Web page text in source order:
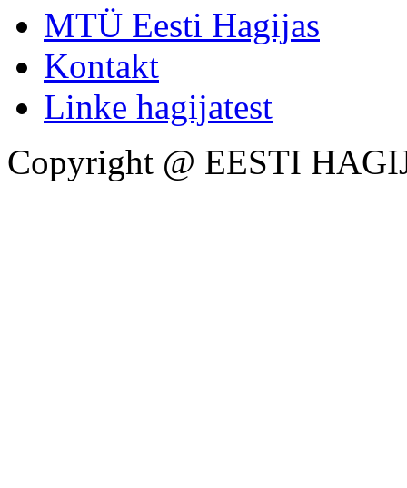
MTÜ Eesti Hagijas
Kontakt
Linke hagijatest
Copyright @ EESTI